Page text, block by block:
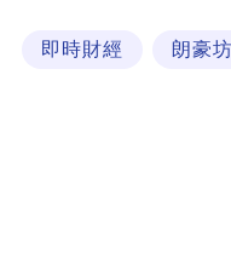
即時財經 朗豪坊